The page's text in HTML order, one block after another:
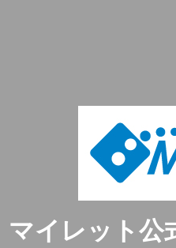
マイレット公